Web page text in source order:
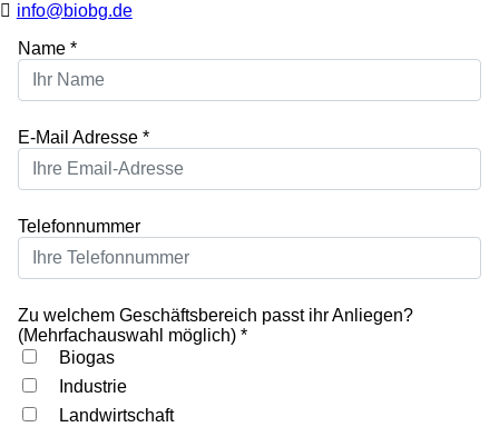
info@biobg.de
Name *
E-Mail Adresse *
Telefonnummer
Zu welchem Geschäftsbereich passt ihr Anliegen?
(Mehrfachauswahl möglich) *
Biogas
Industrie
Landwirtschaft